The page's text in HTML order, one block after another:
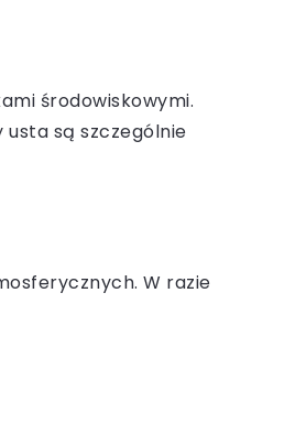
środowiskowymi.
usta są szczególnie
W razie